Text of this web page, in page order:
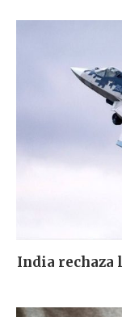
India rechaza